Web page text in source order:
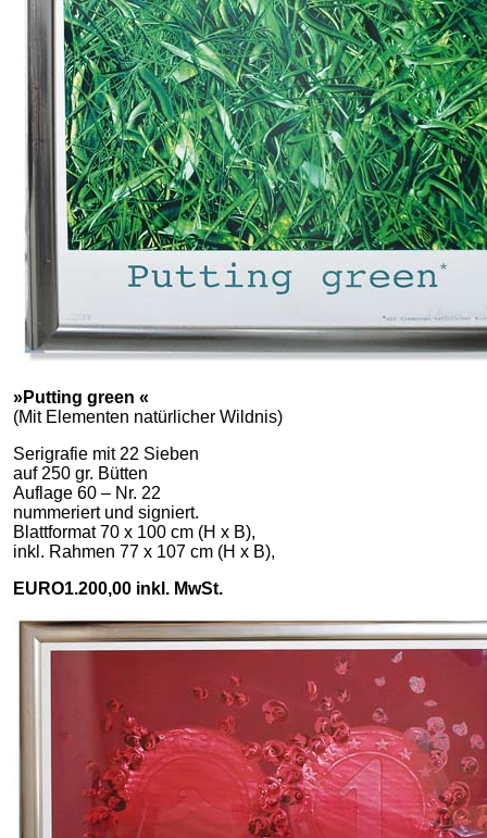
»Putting green «
(Mit Elementen natürlicher Wildnis)
Serigrafie mit 22 Sieben
auf 250 gr. Bütten
Auflage 60 – Nr. 22
nummeriert und signiert.
Blattformat 70 x 100 cm (H x B),
inkl. Rahmen 77 x 107 cm (H x B),
EURO1.200,00 inkl. MwSt.